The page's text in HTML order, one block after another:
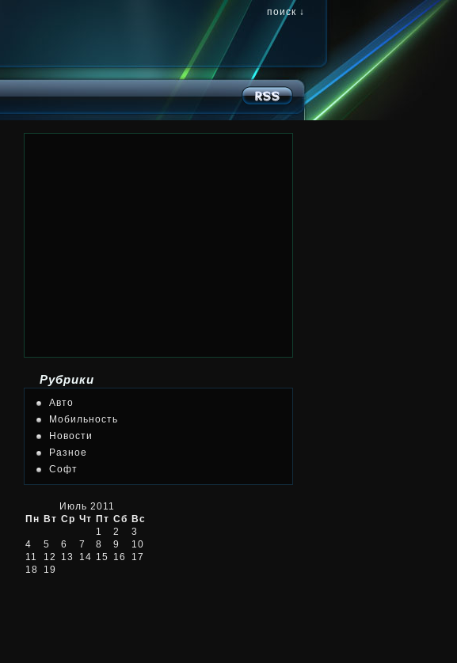
поиск ↓
Рубрики
Авто
Мобильность
Новости
Разное
Софт
Июль 2011
Пн Вт Ср Чт Пт Сб Вс
1
2
3
4
5 6 7 8 9
10
11
12 13 14 15 16
17
18
19